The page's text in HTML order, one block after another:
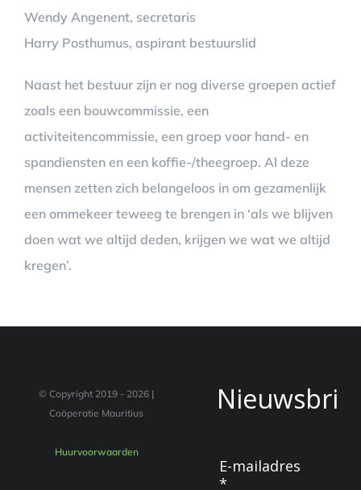
Wendy Angenent, secretaris
Harry Posthumus, aspirant bestuurslid
Naast het bestuur zijn er nog diverse groepen actief
zoals een bouwcommissie, een
activiteitencommissie, een groep voor hand- en
spandiensten en een koffie-/theegroep. Al deze
mensen zetten zich belangeloos in om gezamenlijk
een ommekeer teweeg te brengen in ‘als we blijven
doen wat we altijd deden, krijgen we wat we altijd
kregen’.
© Copyright 2019 - 2026 |
Coöperatie Mauritius
Huurvoorwaarden
E-mailadres
*